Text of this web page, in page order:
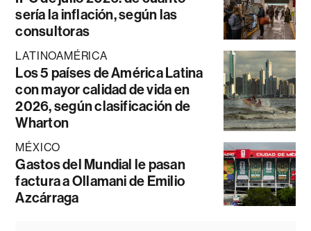
sería la inflación, según las
consultoras
LATINOAMÉRICA
Los 5 países de América Latina
con mayor calidad de vida en
2026, según clasificación de
Wharton
MÉXICO
Gastos del Mundial le pasan
factura a Ollamani de Emilio
Azcárraga